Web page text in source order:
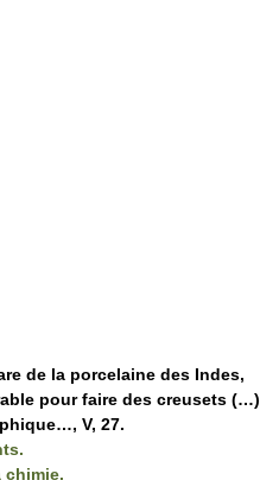
de la porcelaine des Indes,
pour faire des creusets (…)
V, 27.
chimie.